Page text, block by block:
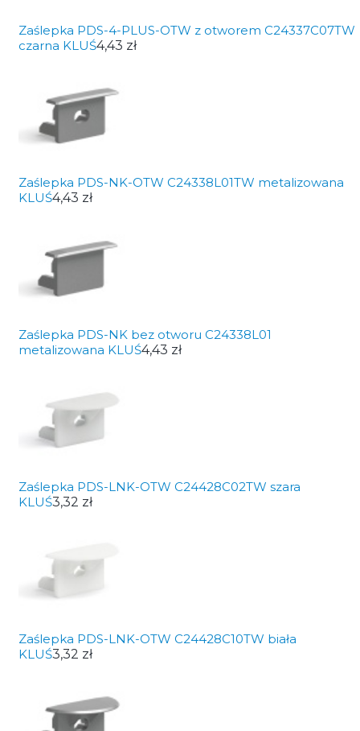
Zaślepka PDS-4-PLUS-OTW z otworem C24337C07TW
czarna KLUŚ4,43 zł
Zaślepka PDS-NK-OTW C24338L01TW metalizowana
KLUŚ4,43 zł
Zaślepka PDS-NK bez otworu C24338L01
metalizowana KLUŚ4,43 zł
Zaślepka PDS-LNK-OTW C24428C02TW szara
KLUŚ3,32 zł
Zaślepka PDS-LNK-OTW C24428C10TW biała
KLUŚ3,32 zł